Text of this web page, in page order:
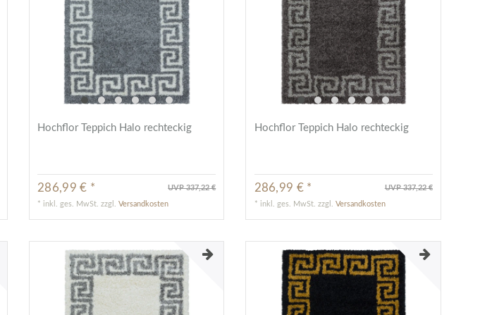
Hochflor Teppich Halo rechteckig
UVP 337,22 €
286,99 € *
* inkl. ges. MwSt. zzgl.Versandkosten
Hochflor Teppich Halo rechteckig
UVP 337,22 €
286,99 € *
* inkl. ges. MwSt. zzgl. Versandkosten